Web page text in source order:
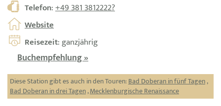
Telefon:+49 381 3812222?
Website
Reisezeit: ganzjährig
Buchempfehlung »
Diese Station gibt es auch in den Touren:Bad Doberan in fünf Tagen,
Bad Doberan in drei Tagen,Mecklenburgische Renaissance